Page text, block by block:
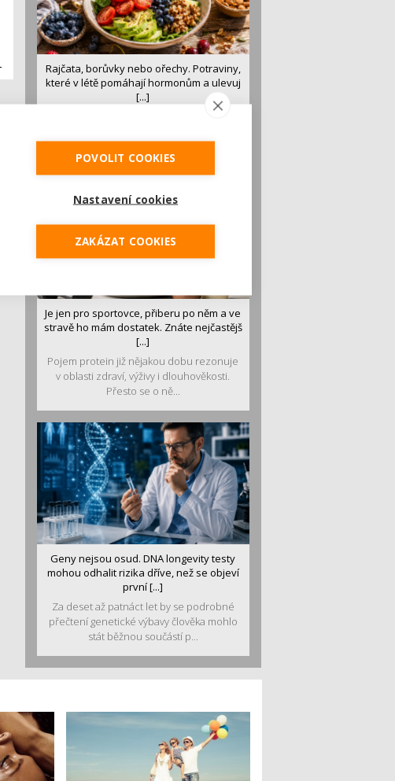
Rajčata, borůvky nebo ořechy. Potraviny,
které v létě pomáhají hormonům a ulevuj
[...]
luštěniny jsou práv...
Je jen pro sportovce, přiberu po něm a ve
stravě ho mám dostatek. Znáte nejčastějš
[...]
Pojem protein již nějakou dobu rezonuje
v oblasti zdraví, výživy i dlouhověkosti.
Přesto se o ně...
Geny nejsou osud. DNA longevity testy
mohou odhalit rizika dříve, než se objeví
první [...]
Za deset až patnáct let by se podrobné
přečtení genetické výbavy člověka mohlo
stát běžnou součástí p...
POVOLIT COOKIES
Nastavení cookies
ZAKÁZAT COOKIES